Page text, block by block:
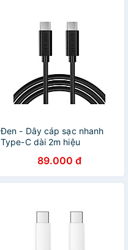
Đen - Dây cáp sạc nhanh
Type-C dài 2m hiệu
to Type C PD truyền data
tốc độ cao cho Smartphone
/ Tablet / Macbook / Laptop
89.000 đ